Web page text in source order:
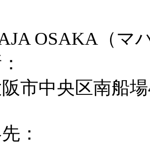
OSAKA（マ
市中央区南船
：